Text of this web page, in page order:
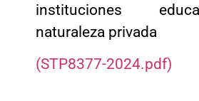
instituciones
naturaleza privada
(STP8377-2024.pdf)